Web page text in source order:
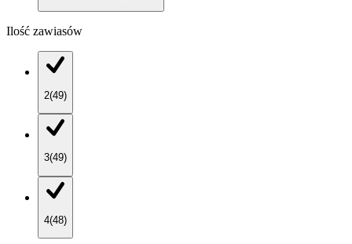
Ilość zawiasów
2(49)
3(49)
4(48)